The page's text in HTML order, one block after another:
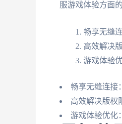
服游戏体验方面
畅享无缝
高效解决
游戏体验
畅享无缝连接
高效解决版权
游戏体验优化